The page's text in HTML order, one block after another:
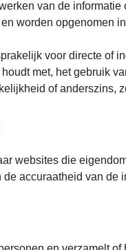
van de
worden opgenomen
voor directe of
met, het gebruik
of anderszins,
websites die
accuraatheid van